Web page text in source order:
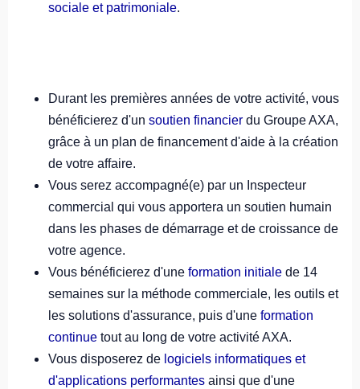
sociale et patrimoniale.
Durant les premières années de votre activité, vous
bénéficierez d'un soutien financier du Groupe AXA,
grâce à un plan de financement d'aide à la création
de votre affaire.
Vous serez accompagné(e) par un Inspecteur
commercial qui vous apportera un soutien humain
dans les phases de démarrage et de croissance de
votre agence.
Vous bénéficierez d'une formation initiale de 14
semaines sur la méthode commerciale, les outils et
les solutions d'assurance, puis d'une formation
continue tout au long de votre activité AXA.
Vous disposerez de logiciels informatiques et
d'applications performantes ainsi que d'une